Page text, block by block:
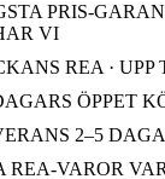
PRIS-
VI
REA · UPP
ÖPPET
2–5
VAROR